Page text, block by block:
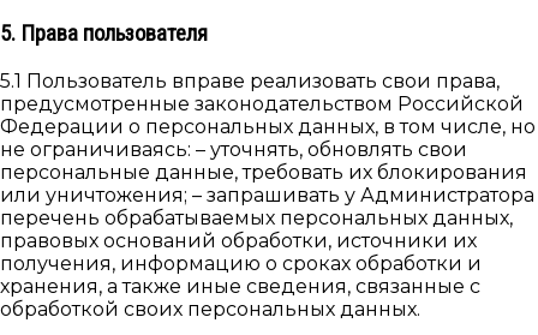
5. Права пользователя
5.1 Пользователь вправе реализовать свои права,
предусмотренные законодательством Российской
Федерации о персональных данных, в том числе, но
не ограничиваясь: – уточнять, обновлять свои
персональные данные, требовать их блокирования
или уничтожения; – запрашивать у Администратора
перечень обрабатываемых персональных данных,
правовых оснований обработки, источники их
получения, информацию о сроках обработки и
хранения, а также иные сведения, связанные с
обработкой своих персональных данных.